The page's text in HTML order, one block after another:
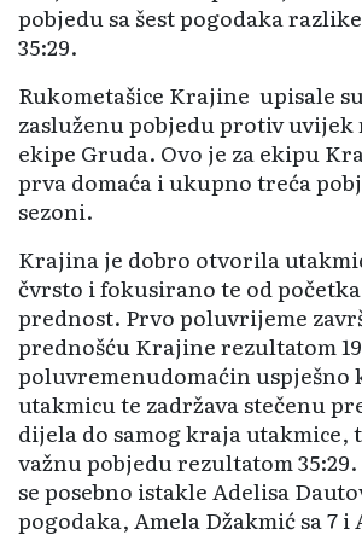
pobjedu sa šest pogodaka
35:29.
Rukometašice Krajine upisale
zasluženu pobjedu protiv uvijek
ekipe Gruda. Ovo je za ekipu
prva domaća i ukupno treća
sezoni.
Krajina je dobro otvorila
čvrsto i fokusirano te od
prednost. Prvo poluvrijeme
prednošću Krajine rezultatom
poluvremenudomaćin uspješno
utakmicu te zadržava stečenu
dijela do samog kraja utakmice,
važnu pobjedu rezultatom
se posebno istakle Adelisa
pogodaka, Amela Džakmić sa 7 i